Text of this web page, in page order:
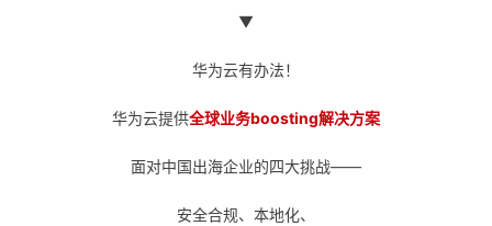
▼
华为云有办法！
华为云提供全球业务boosting解决方案
面对中国出海企业的四大挑战——
安全合规、本地化、